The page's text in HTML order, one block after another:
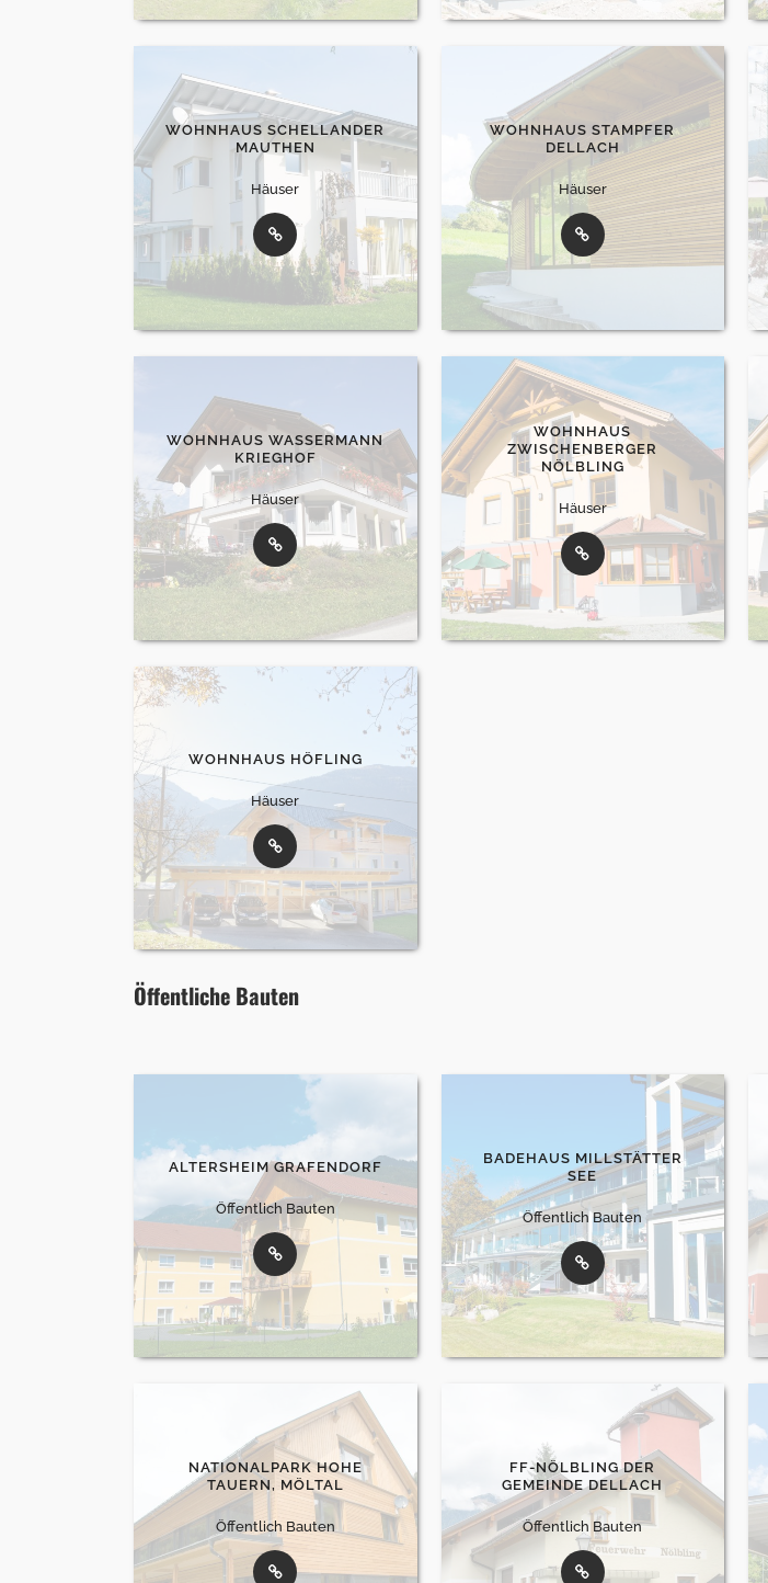
WOHNHAUS SCHELLANDER
MAUTHEN
Häuser
WOHNHAUS STAMPFER
DELLACH
Häuser
WOHNHAUS WASSERMANN
KRIEGHOF
Häuser
WOHNHAUS
ZWISCHENBERGER
NÖLBLING
Häuser
WOHNHAUS HÖFLING
Häuser
Öffentliche Bauten
ALTERSHEIM GRAFENDORF
Öffentlich Bauten
BADEHAUS MILLSTÄTTER
SEE
Öffentlich Bauten
NATIONALPARK HOHE
TAUERN, MÖLTAL
Öffentlich Bauten
FF-NÖLBLING DER
GEMEINDE DELLACH
Öffentlich Bauten